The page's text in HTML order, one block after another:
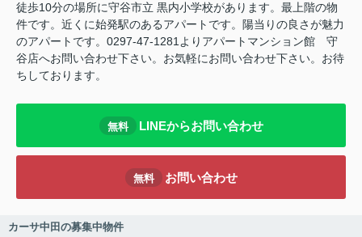
徒歩10分の場所に守谷市立 黒内小学校があります。最上階の物
件です。近くに始発駅のあるアパートです。陽当りの良さが魅力
のアパートです。0297-47-1281よりアパートマンション館 守
谷店へお問い合わせ下さい。お気軽にお問い合わせ下さい。お待
ちしております。
無料 LINEからお問い合わせ
無料 お問い合わせ
カーサ中田の募集中物件